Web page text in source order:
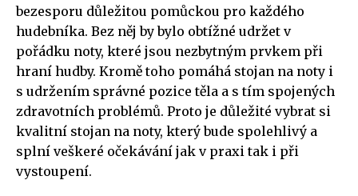
bezesporu důležitou pomůckou pro každého
hudebníka. Bez něj by bylo obtížné udržet v
pořádku noty, které jsou nezbytným prvkem při
hraní hudby. Kromě toho pomáhá stojan na noty i
s udržením správné pozice těla a s tím spojených
zdravotních problémů. Proto je důležité vybrat si
kvalitní stojan na noty, který bude spolehlivý a
splní veškeré očekávání jak v praxi tak i při
vystoupení.